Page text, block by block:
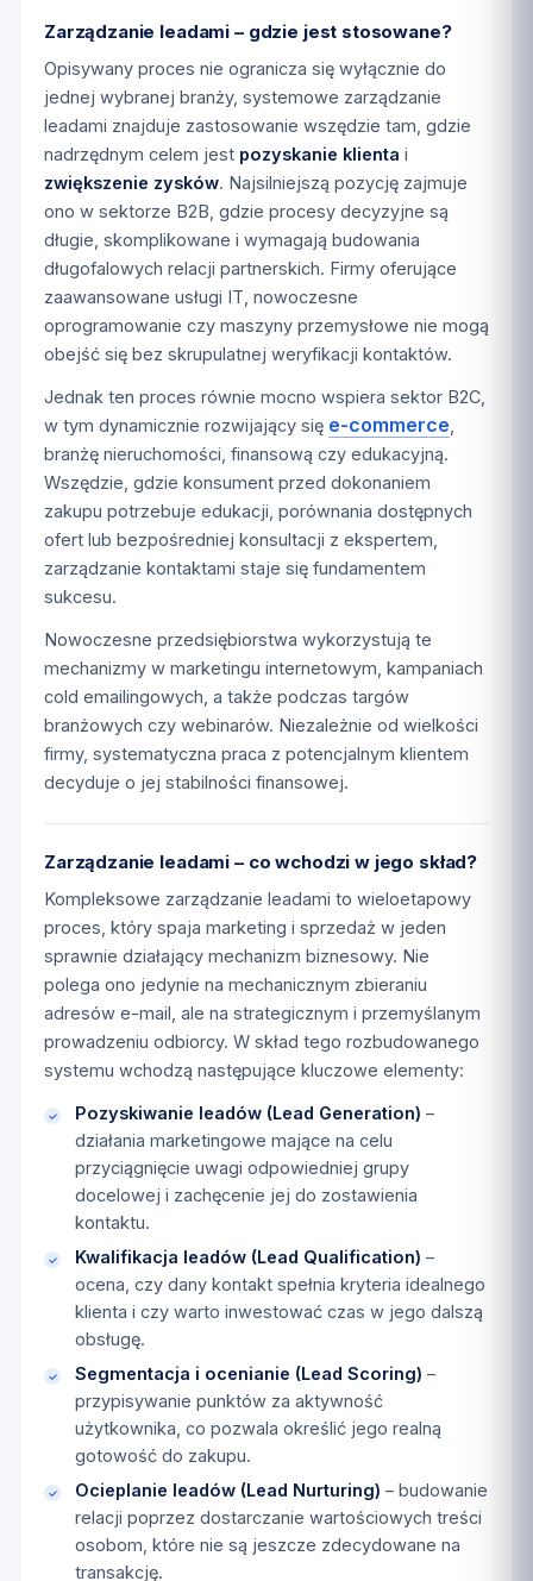
Zarządzanie leadami – gdzie jest stosowane?
Opisywany proces nie ogranicza się wyłącznie do
jednej wybranej branży, systemowe zarządzanie
leadami znajduje zastosowanie wszędzie tam, gdzie
nadrzędnym celem jest pozyskanie klienta i
zwiększenie zysków. Najsilniejszą pozycję zajmuje
ono w sektorze B2B, gdzie procesy decyzyjne są
długie, skomplikowane i wymagają budowania
długofalowych relacji partnerskich. Firmy oferujące
zaawansowane usługi IT, nowoczesne
oprogramowanie czy maszyny przemysłowe nie mogą
obejść się bez skrupulatnej weryfikacji kontaktów.
Jednak ten proces równie mocno wspiera sektor B2C,
w tym dynamicznie rozwijający się e-commerce
branżę nieruchomości, finansową czy edukacyjną.
Wszędzie, gdzie konsument przed dokonaniem
zakupu potrzebuje edukacji, porównania dostępnych
ofert lub bezpośredniej konsultacji z ekspertem,
zarządzanie kontaktami staje się fundamentem
sukcesu.
Nowoczesne przedsiębiorstwa wykorzystują te
mechanizmy w marketingu internetowym, kampaniach
cold emailingowych, a także podczas targów
branżowych czy webinarów. Niezależnie od wielkości
firmy, systematyczna praca z potencjalnym klientem
decyduje o jej stabilności finansowej.
Zarządzanie leadami – co wchodzi w jego skład?
Kompleksowe zarządzanie leadami to wieloetapowy
proces, który spaja marketing i sprzedaż w jeden
sprawnie działający mechanizm biznesowy. Nie
polega ono jedynie na mechanicznym zbieraniu
adresów e-mail, ale na strategicznym i przemyślanym
prowadzeniu odbiorcy. W skład tego rozbudowanego
systemu wchodzą następujące kluczowe elementy:
Pozyskiwanie leadów (Lead Generation) –
działania marketingowe mające na celu
przyciągnięcie uwagi odpowiedniej grupy
docelowej i zachęcenie jej do zostawienia
kontaktu.
Kwalifikacja leadów (Lead Qualification) –
ocena, czy dany kontakt spełnia kryteria idealnego
klienta i czy warto inwestować czas w jego dalszą
obsługę.
Segmentacja i ocenianie (Lead Scoring) –
przypisywanie punktów za aktywność
użytkownika, co pozwala określić jego realną
gotowość do zakupu.
Ocieplanie leadów (Lead Nurturing) – budowanie
relacji poprzez dostarczanie wartościowych treści
osobom, które nie są jeszcze zdecydowane na
transakcję.